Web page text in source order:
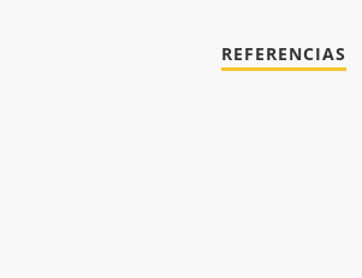
REFERENCIAS